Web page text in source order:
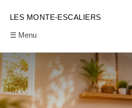
LES MONTE-ESCALIERS
☰ Menu